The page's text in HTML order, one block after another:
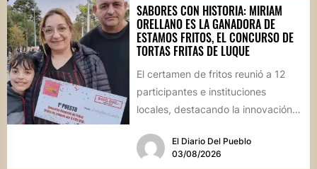
SABORES CON HISTORIA: MIRIAM
ORELLANO ES LA GANADORA DE
ESTAMOS FRITOS, EL CONCURSO DE
TORTAS FRITAS DE LUQUE
El certamen de fritos reunió a 12
participantes e instituciones
locales, destacando la innovación
El Diario Del Pueblo
03/08/2026